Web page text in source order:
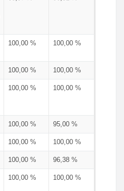
100,00 % 100,00 %
100,00 % 100,00 %
100,00 % 100,00 %
100,00 % 95,00 %
100,00 % 100,00 %
100,00 % 96,38 %
100,00 % 100,00 %